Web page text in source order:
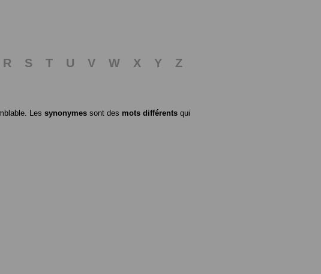
R S T U V W X Y
Z
Les synonymes sont des mots différents qui